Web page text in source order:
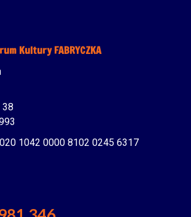
Kultury FABRYCZKA
38
1042 0000 8102 0245 6317